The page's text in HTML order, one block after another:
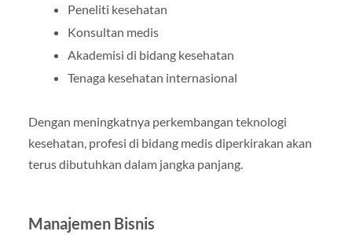
Peneliti kesehatan
Konsultan medis
Akademisi di bidang kesehatan
Tenaga kesehatan internasional
Dengan meningkatnya perkembangan teknologi
kesehatan, profesi di bidang medis diperkirakan akan
terus dibutuhkan dalam jangka panjang.
Manajemen Bisnis